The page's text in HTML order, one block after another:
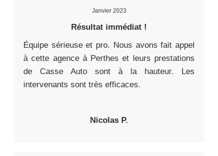
Janvier 2023
Résultat immédiat !
Équipe sérieuse et pro. Nous avons fait appel
à cette agence à Perthes et leurs prestations
de Casse Auto sont à la hauteur. Les
intervenants sont très efficaces.
Nicolas P.